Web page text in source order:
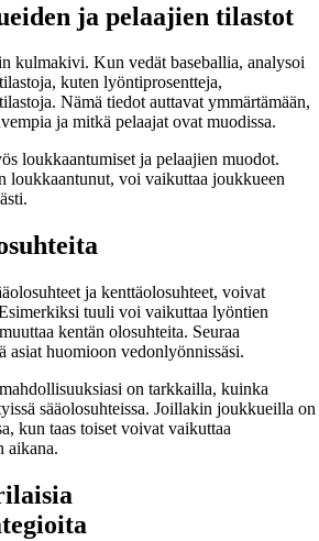
ja pelaajien tilastot
kulmakivi. Kun vedät baseballia, analysoi
kuten lyöntiprosentteja,
Nämä tiedot auttavat ymmärtämään,
ja mitkä pelaajat ovat muodissa.
loukkaantumiset ja pelaajien muodot.
loukkaantunut, voi vaikuttaa joukkueen
ja kenttäolosuhteet, voivat
tuuli voi vaikuttaa lyöntien
kentän olosuhteita. Seuraa
asiat huomioon vedonlyönnissäsi.
on tarkkailla, kuinka
sääolosuhteissa. Joillakin joukkueilla on
kun taas toiset voivat vaikuttaa
aikana.